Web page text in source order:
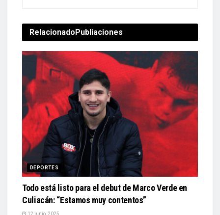
Relacionado Publiaciones
DEPORTES
Todo está listo para el debut de Marco Verde en
Culiacán: “Estamos muy contentos”
12 junio, 2025